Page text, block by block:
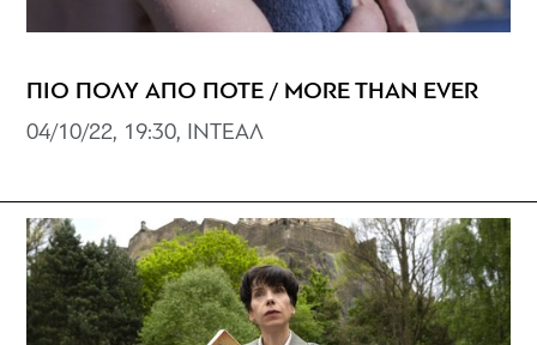
ΠΙΟ ΠΟΛΥ ΑΠΟ ΠΟΤΕ / MORE THAN EVER
04/10/22, 19:30, ΙNTEAΛ